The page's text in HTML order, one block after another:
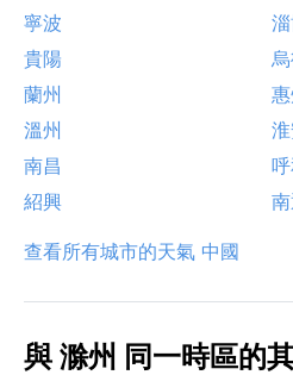
寧波
貴陽
蘭州
溫州
南昌
紹興
查看所有城市的天氣 中國
與 滁州 同一時區的